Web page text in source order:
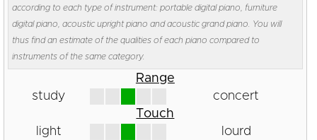
according to each type of instrument: portable digital piano, furniture
digital piano, acoustic upright piano and acoustic grand piano. You will
thus find an estimate of the qualities of each piano compared to
instruments of the same category.
Range
study
concert
Touch
light
lourd